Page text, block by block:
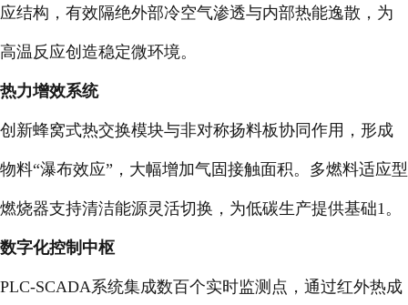
应结构，有效隔绝外部冷空气渗透与内部热能逸散，为
高温反应创造稳定微环境。
热力增效系统
创新蜂窝式热交换模块与非对称扬料板协同作用，形成
物料“瀑布效应”，大幅增加气固接触面积。多燃料适应型
燃烧器支持清洁能源灵活切换，为低碳生产提供基础1。
数字化控制中枢
PLC-SCADA系统集成数百个实时监测点，通过红外热成